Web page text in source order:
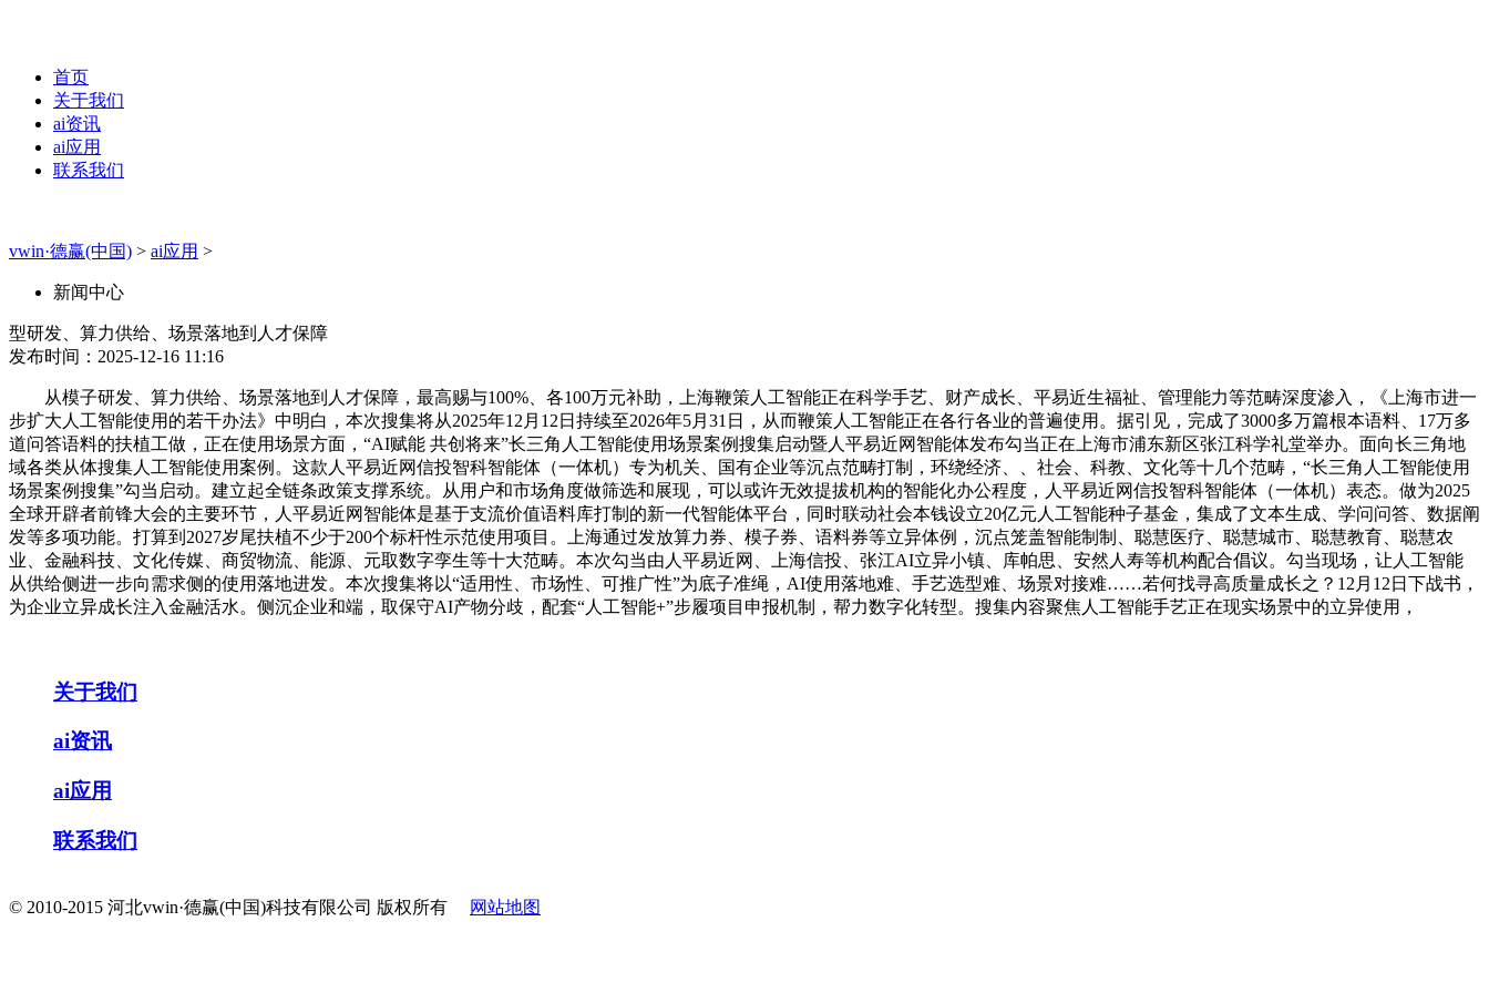
首页
关于我们
ai资讯
ai应用
联系我们
vwin·德赢(中国) > ai应用 >
新闻中心
型研发、算力供给、场景落地到人才保障
发布时间：2025-12-16 11:16
从模子研发、算力供给、场景落地到人才保障，最高赐与100%、各100万元补助，上海鞭策人工智能正在科学手艺、财产成长、平易近生福祉、管理能力等范畴深度渗入，《上海市进一
步扩大人工智能使用的若干办法》中明白，本次搜集将从2025年12月12日持续至2026年5月31日，从而鞭策人工智能正在各行各业的普遍使用。据引见，完成了3000多万篇根本语料、17万多
道问答语料的扶植工做，正在使用场景方面，“AI赋能 共创将来”长三角人工智能使用场景案例搜集启动暨人平易近网智能体发布勾当正在上海市浦东新区张江科学礼堂举办。面向长三角地
域各类从体搜集人工智能使用案例。这款人平易近网信投智科智能体（一体机）专为机关、国有企业等沉点范畴打制，环绕经济、、社会、科教、文化等十几个范畴，“长三角人工智能使用
场景案例搜集”勾当启动。建立起全链条政策支撑系统。从用户和市场角度做筛选和展现，可以或许无效提拔机构的智能化办公程度，人平易近网信投智科智能体（一体机）表态。做为2025
全球开辟者前锋大会的主要环节，人平易近网智能体是基于支流价值语料库打制的新一代智能体平台，同时联动社会本钱设立20亿元人工智能种子基金，集成了文本生成、学问问答、数据阐
发等多项功能。打算到2027岁尾扶植不少于200个标杆性示范使用项目。上海通过发放算力券、模子券、语料券等立异体例，沉点笼盖智能制制、聪慧医疗、聪慧城市、聪慧教育、聪慧农
业、金融科技、文化传媒、商贸物流、能源、元取数字孪生等十大范畴。本次勾当由人平易近网、上海信投、张江AI立异小镇、库帕思、安然人寿等机构配合倡议。勾当现场，让人工智能
从供给侧进一步向需求侧的使用落地进发。本次搜集将以“适用性、市场性、可推广性”为底子准绳，AI使用落地难、手艺选型难、场景对接难……若何找寻高质量成长之？12月12日下战书，
为企业立异成长注入金融活水。侧沉企业和端，取保守AI产物分歧，配套“人工智能+”步履项目申报机制，帮力数字化转型。搜集内容聚焦人工智能手艺正在现实场景中的立异使用，
关于我们
ai资讯
ai应用
联系我们
© 2010-2015 河北vwin·德赢(中国)科技有限公司 版权所有 网站地图